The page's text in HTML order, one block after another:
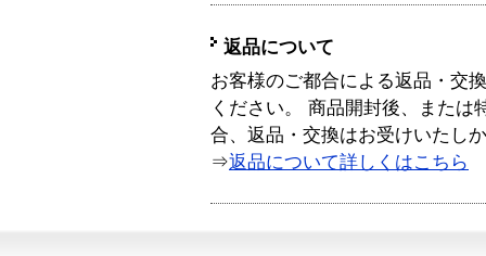
返品について
お客様のご都合による返品・交
ください。 商品開封後、または
合、返品・交換はお受けいたし
⇒返品について詳しくはこちら